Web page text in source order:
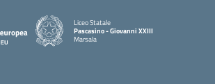
Liceo Statale
Pascasino - Giovanni XXIII
Marsala